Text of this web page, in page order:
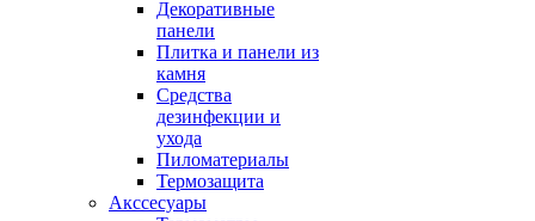
Декоративные
панели
Плитка и панели из
камня
Средства
дезинфекции и
ухода
Пиломатериалы
Термозащита
Аксcесуары